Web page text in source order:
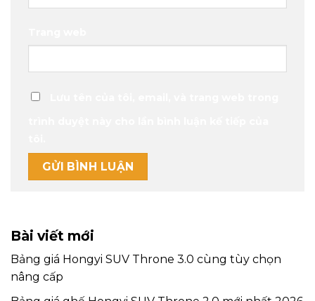
Bài viết mới
Bảng giá Hongyi SUV Throne 3.0 cùng tùy chọn
nâng cấp